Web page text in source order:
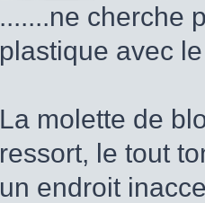
.......ne cherche
plastique avec
La molette de
ressort, le tout
un endroit